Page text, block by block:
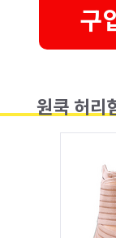
구
원쿡 허리